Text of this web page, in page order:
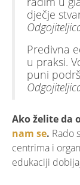
dječje
Predivna
u praksi.
puni
Ako želite da
nam se. Rado
centrima i
edukaciji